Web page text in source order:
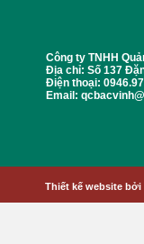
Công ty TNHH
Địa chỉ: Số 137
Điện thoại:
Email:
Thiết kế website bởi